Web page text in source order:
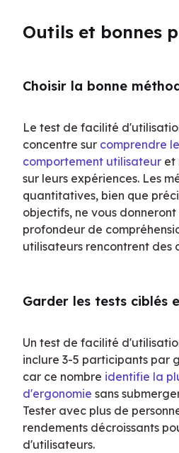
Outils et bonnes
Choisir la bonne
Le test de facilité
concentre sur comprendre
comportement utilisateur et
sur leurs expériences. Les
quantitatives, bien que
objectifs, ne vous
profondeur de
utilisateurs rencontrent des
Garder les tests ciblés
Un test de facilité
inclure 3-5 participants par
car ce nombre identifie la
d'ergonomie sans
Tester avec plus de
rendements décroissants
d'utilisateurs.